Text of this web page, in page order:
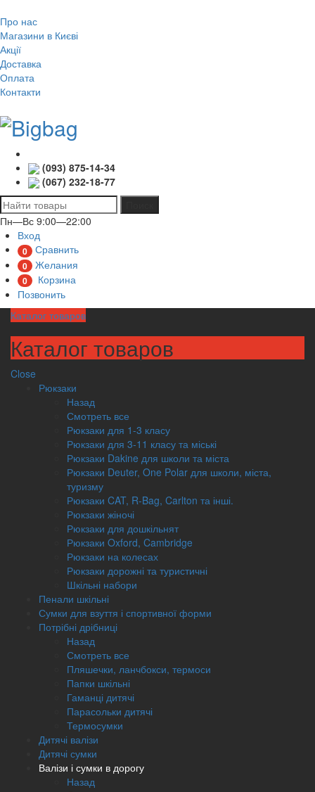
Про нас
Магазини в Києві
Акції
Доставка
Оплата
Контакти
(093) 875-14-34
(067) 232-18-77
Пн—Вс 9:00—22:00
Вход
0 Сравнить
0 Желания
0
Корзина
Позвонить
Каталог товаров
Каталог товаров
Close
Рюкзаки
Назад
Смотреть все
Рюкзаки для 1-3 класу
Рюкзаки для 3-11 класу та міські
Рюкзаки Dakine для школи та міста
Рюкзаки Deuter, One Polar для школи, міста,
туризму
Рюкзаки CAT, R-Bag, Carlton та інші.
Рюкзаки жіночі
Рюкзаки для дошкільнят
Рюкзаки Oxford, Cambridge
Рюкзаки на колесах
Рюкзаки дорожні та туристичні
Шкільні набори
Пенали шкільні
Сумки для взуття і спортивної форми
Потрібні дрібниці
Назад
Смотреть все
Пляшечки, ланчбокси, термоси
Папки шкільні
Гаманці дитячі
Парасольки дитячі
Термосумки
Дитячі валізи
Дитячі сумки
Валізи і сумки в дорогу
Назад